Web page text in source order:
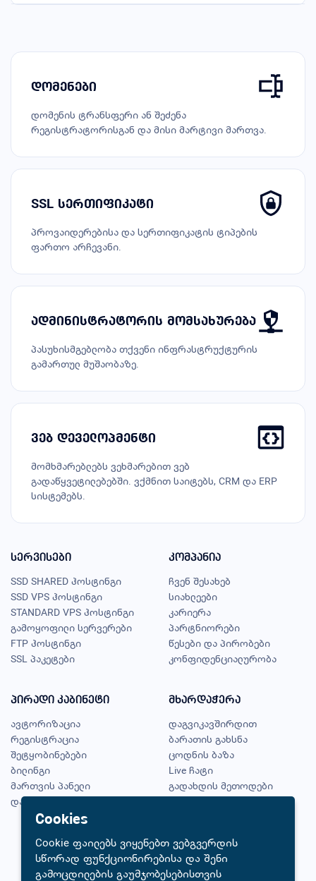
დომენები
დომენის ტრანსფერი ან შეძენა
რეგისტრატორისგან და მისი მარტივი მართვა.
SSL სერთიფიკატი
პროვაიდერებისა და სერთიფიკატის ტიპების
ფართო არჩევანი.
ადმინისტრატორის მომსახურება
პასუხისმგებლობა თქვენი ინფრასტრუქტურის
გამართულ მუშაობაზე.
ვებ დეველოპმენტი
მომხმარებლებს ვეხმარებით ვებ
გადაწყვეტილებებში. ვქმნით საიტებს, CRM და ERP
სისტემებს.
სერვისები
SSD SHARED ჰოსტინგი
SSD VPS ჰოსტინგი
STANDARD VPS ჰოსტინგი
გამოყოფილი სერვერები
FTP ჰოსტინგი
SSL პაკეტები
კომპანია
ჩვენ შესახებ
სიახლეები
კარიერა
პარტნიორები
წესები და პირობები
კონფიდენციალურობა
პირადი კაბინეტი
ავტორიზაცია
რეგისტრაცია
შეტყობინებები
ბილინგი
მართვის პანელი
დაგავიწყდა პაროლი?
მხარდაჭერა
დაგვიკავშირდით
ბარათის გახსნა
ცოდნის ბაზა
Live ჩატი
გადახდის მეთოდები
ჩემი შეთავაზებები
© 2026 FastCloud
Cookies
Cookie ფაილებს ვიყენებთ ვებგვერდის
სწორად ფუნქციონირებისა და შენი
გამოცდილების გაუმჯობესებისთვის